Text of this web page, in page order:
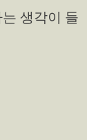
생각이 들